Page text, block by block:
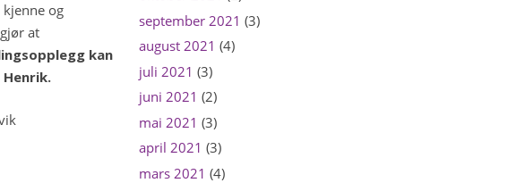
og
at
kan
september 2021 (3)
august 2021 (4)
juli 2021 (3)
juni 2021 (2)
mai 2021 (3)
april 2021 (3)
mars 2021 (4)